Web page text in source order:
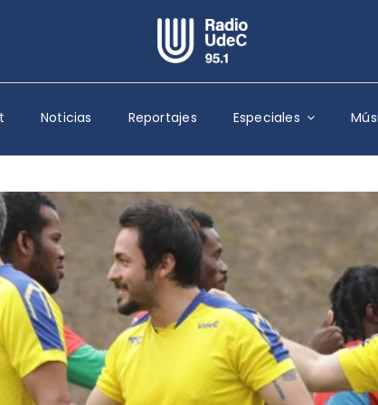
Escuchar Radio UdeC en vivo
Quiénes Somos
Programación
Podcast
Noticias
Reportajes
Columnas
Música Clásica
Especiales
Noticias Reportajes Especiales